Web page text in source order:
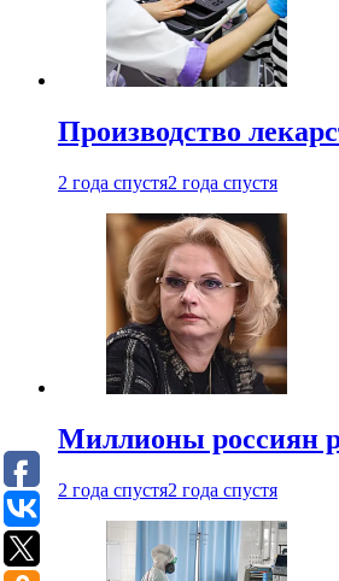
Производство
2 года спустя2 года спустя
Миллионы россиян
2 года спустя2 года спустя